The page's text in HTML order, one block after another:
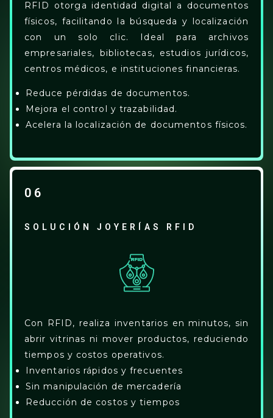
RFID otorga identidad digital a documentos
físicos, facilitando la búsqueda y localización
con un solo clic. Ideal para archivos
empresariales, bibliotecas, estudios jurídicos,
centros médicos, e instituciones financieras.
Reduce pérdidas de documentos.
Mejora el control y trazabilidad.
Acelera la localización de documentos físicos.
06
SOLUCIÓN JOYERÍAS RFID
Con RFID, realiza inventarios en minutos, sin
abrir vitrinas ni mover productos, reduciendo
tiempos y costos operativos.
Inventarios rápidos y frecuentes
Sin manipulación de mercadería
Reducción de costos y tiempos